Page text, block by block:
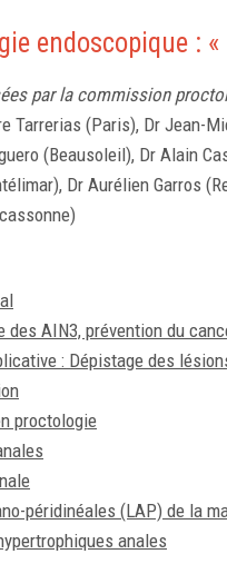
endoscopique :
par la commission
Tarrerias (Paris), Dr Jean-
(Beausoleil), Dr Alain
Dr Aurélien Garros
des AIN3, prévention du
: Dépistage des
proctologie
péridinéales (LAP) de la
anales